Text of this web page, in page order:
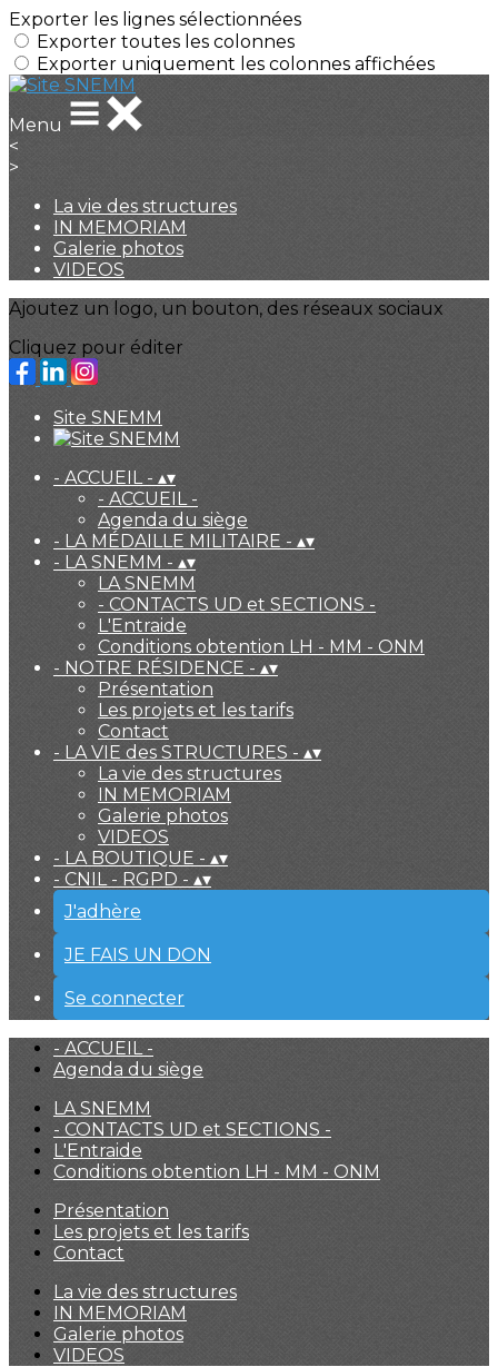
Exporter les lignes sélectionnées
Exporter toutes les colonnes
Exporter uniquement les colonnes affichées
Menu
<
>
La vie des structures
IN MEMORIAM
Galerie photos
VIDEOS
Ajoutez un logo, un bouton, des réseaux sociaux
Cliquez pour éditer
Site SNEMM
- ACCUEIL - ▴▾
- ACCUEIL -
Agenda du siège
- LA MÉDAILLE MILITAIRE - ▴▾
- LA SNEMM - ▴▾
LA SNEMM
- CONTACTS UD et SECTIONS -
L'Entraide
Conditions obtention LH - MM - ONM
- NOTRE RÉSIDENCE - ▴▾
Présentation
Les projets et les tarifs
Contact
- LA VIE des STRUCTURES - ▴▾
La vie des structures
IN MEMORIAM
Galerie photos
VIDEOS
- LA BOUTIQUE - ▴▾
- CNIL - RGPD - ▴▾
J'adhère
JE FAIS UN DON
Se connecter
- ACCUEIL -
Agenda du siège
LA SNEMM
- CONTACTS UD et SECTIONS -
L'Entraide
Conditions obtention LH - MM - ONM
Présentation
Les projets et les tarifs
Contact
La vie des structures
IN MEMORIAM
Galerie photos
VIDEOS